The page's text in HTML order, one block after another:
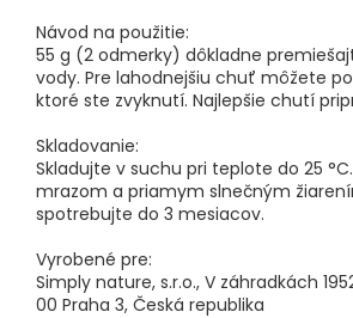
Návod na použitie:
55 g (2 odmerky) dôkladne
vody. Pre lahodnejšiu chuť môžete
ktoré ste zvyknutí. Najlepšie chutí
Skladovanie:
Skladujte v suchu pri teplote do 25
mrazom a priamym slnečným
spotrebujte do 3 mesiacov.
Vyrobené pre:
Simply nature, s.r.o., V záhradkách
00 Praha 3, Česká republika